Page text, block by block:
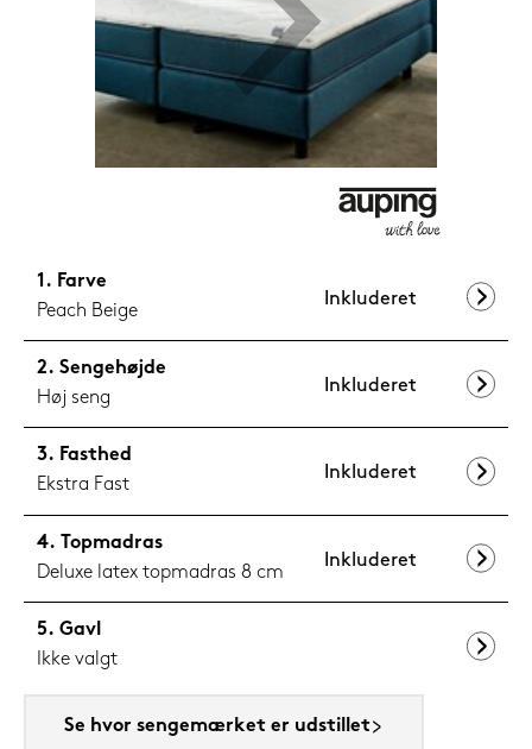
Farve
Peach Beige
Inkluderet
Sengehøjde
Høj seng
Inkluderet
Fasthed
Ekstra Fast
Inkluderet
Topmadras
Deluxe latex topmadras 8 cm
Inkluderet
Gavl
Ikke valgt
Se hvor sengemærket er udstillet